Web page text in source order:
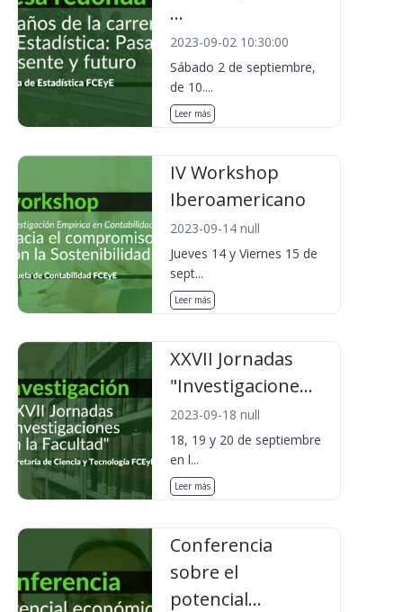
...
2023-09-02 10:30:00
Sábado 2 de septiembre,
de 10....
Leer más
IV Workshop
Iberoamericano
2023-09-14 null
Jueves 14 y Viernes 15 de
sept...
Leer más
XXVII Jornadas
"Investigacione...
2023-09-18 null
18, 19 y 20 de septiembre
en l...
Leer más
Conferencia
sobre el
potencial...